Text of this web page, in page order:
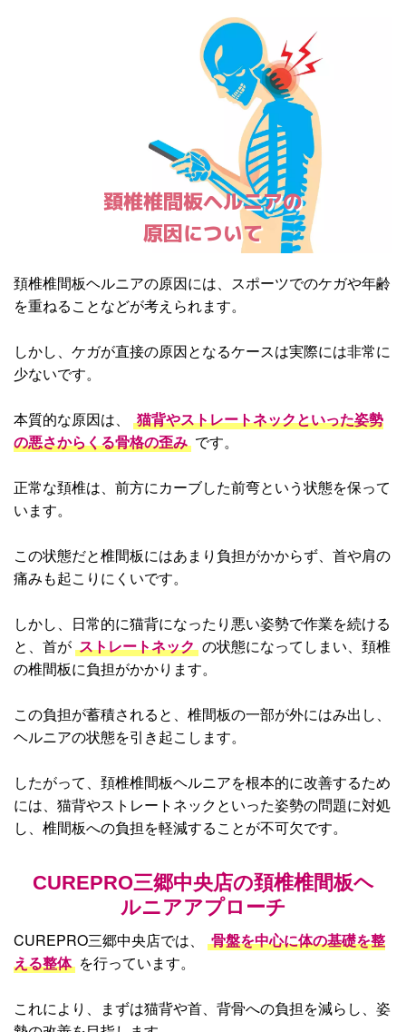
頚椎椎間板ヘルニアの
原因について
頚椎椎間板ヘルニアの原因には、スポーツでのケガや年齢
を重ねることなどが考えられます。
しかし、ケガが直接の原因となるケースは実際には非常に
少ないです。
本質的な原因は、
猫背やストレートネックといった姿勢
の悪さからくる骨格の歪み です。
正常な頚椎は、前方にカーブした前弯という状態を保って
います。
この状態だと椎間板にはあまり負担がかからず、首や肩の
痛みも起こりにくいです。
しかし、日常的に猫背になったり悪い姿勢で作業を続ける
と、首が ストレートネック の状態になってしまい、頚椎
の椎間板に負担がかかります。
この負担が蓄積されると、椎間板の一部が外にはみ出し、
ヘルニアの状態を引き起こします。
したがって、頚椎椎間板ヘルニアを根本的に改善するため
には、猫背やストレートネックといった姿勢の問題に対処
し、椎間板への負担を軽減することが不可欠です。
CUREPRO三郷中央店の頚椎椎間板ヘ
ルニアアプローチ
CUREPRO三郷中央店では、
骨盤を中心に体の基礎を整
える整体 を行っています。
これにより、まずは猫背や首、背骨への負担を減らし、姿